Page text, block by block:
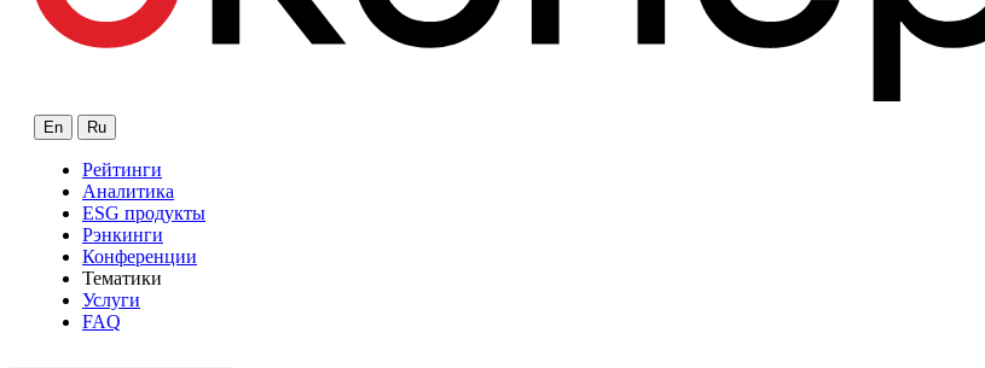
En Ru
Рейтинги
Аналитика
ESG продукты
Рэнкинги
Конференции
Тематики
Услуги
FAQ